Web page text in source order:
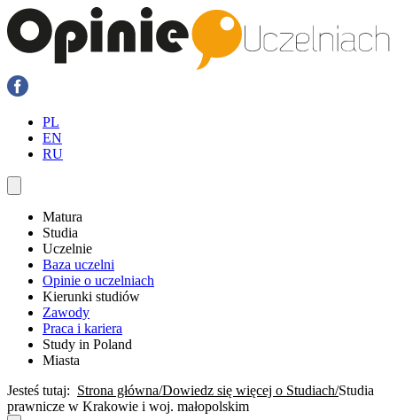
PL
EN
RU
Matura
Studia
Uczelnie
Baza uczelni
Opinie o uczelniach
Kierunki studiów
Zawody
Praca i kariera
Study in Poland
Miasta
Jesteś tutaj: Strona główna Dowiedz się więcej o Studiach Studia
prawnicze w Krakowie i woj. małopolskim